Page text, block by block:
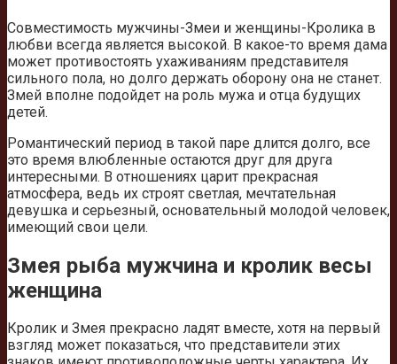
Совместимость мужчины-Змеи и женщины-Кролика в
любви всегда является высокой. В какое-то время дама
может противостоять ухаживаниям представителя
сильного пола, но долго держать оборону она не станет.
Змей вполне подойдет на роль мужа и отца будущих
детей.
Романтический период в такой паре длится долго, все
это время влюбленные остаются друг для друга
интересными. В отношениях царит прекрасная
атмосфера, ведь их строят светлая, мечтательная
девушка и серьезный, основательный молодой человек,
имеющий свои цели.
Змея рыба мужчина и кролик весы
женщина
Кролик и Змея прекрасно ладят вместе, хотя на первый
взгляд может показаться, что представители этих